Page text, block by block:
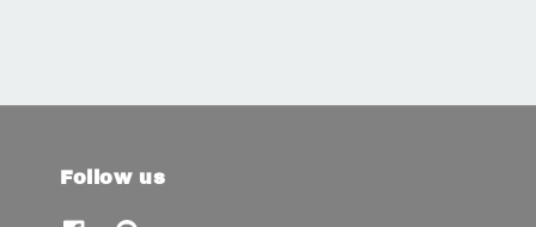
Follow us